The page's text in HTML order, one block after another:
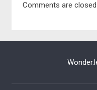
Comments are closed.